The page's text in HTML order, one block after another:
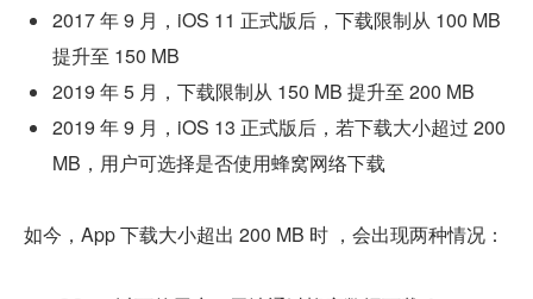
2017 年 9 月，iOS 11 正式版后，下载限制从 100 MB
提升至 150 MB
2019 年 5 月，下载限制从 150 MB 提升至 200 MB
2019 年 9 月，iOS 13 正式版后，若下载大小超过 200
MB，用户可选择是否使用蜂窝网络下载
如今，App 下载大小超出 200 MB 时 ，会出现两种情况：